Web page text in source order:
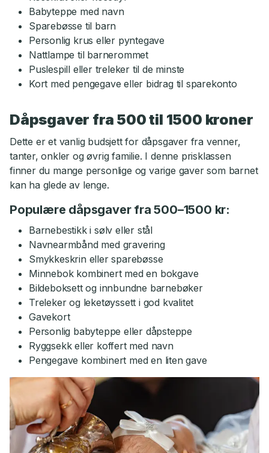
Babyteppe med navn
Sparebøsse til barn
Personlig krus eller pyntegave
Nattlampe til barnerommet
Puslespill eller treleker til de minste
Kort med pengegave eller bidrag til sparekonto
Dåpsgaver fra 500 til 1500 kroner
Dette er et vanlig budsjett for dåpsgaver fra venner,
tanter, onkler og øvrig familie. I denne prisklassen
finner du mange personlige og varige gaver som barnet
kan ha glede av lenge.
Populære dåpsgaver fra 500–1500 kr:
Barnebestikk i sølv eller stål
Navnearmbånd med gravering
Smykkeskrin eller sparebøsse
Minnebok kombinert med en bokgave
Bildeboksett og innbundne barnebøker
Treleker og leketøyssett i god kvalitet
Gavekort
Personlig babyteppe eller dåpsteppe
Ryggsekk eller koffert med navn
Pengegave kombinert med en liten gave